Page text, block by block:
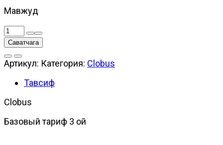
Мавжуд
Количество
товара
Clobus
Базовый
Саватчага
Артикул: Категория: Clobus
Тавсиф
Clobus
Базовый тариф 3 ой